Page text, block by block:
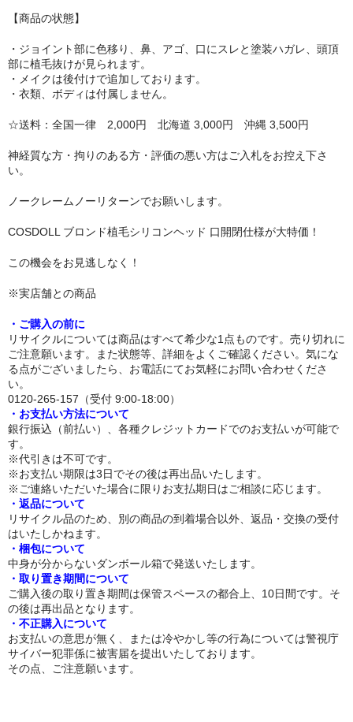
下半身
木偶の坊
A-ONE
100cm以下
110cm～130cm
135cm～150cm
155cm～160cm
170cm以上
ヘッド
トルソー
下半身ドール
スタイル
ロリ系
爆乳
おしり大きめ
平らな胸
つむり目
小麦肌
【商品の状態】
・ジョイント部に色移り、鼻、アゴ、口にスレと塗装ハガレ、頭頂
部に植毛抜けが見られます。
・メイクは後付けで追加しております。
・衣類、ボディは付属しません。
☆送料：全国一律 2,000円 北海道 3,000円 沖縄 3,500円
神経質な方・拘りのある方・評価の悪い方はご入札をお控え下さ
い。
ノークレームノーリターンでお願いします。
COSDOLL ブロンド植毛シリコンヘッド 口開閉仕様が大特価！
この機会をお見逃しなく！
※実店舗との商品
・ご購入の前に
リサイクルについては商品はすべて希少な1点ものです。売り切れに
ご注意願います。また状態等、詳細をよくご確認ください。気にな
る点がございましたら、お電話にてお気軽にお問い合わせくださ
い。
0120-265-157（受付 9:00-18:00）
・お支払い方法について
銀行振込（前払い）、各種クレジットカードでのお支払いが可能で
す。
※代引きは不可です。
※お支払い期限は3日でその後は再出品いたします。
※ご連絡いただいた場合に限りお支払期日はご相談に応じます。
・返品について
リサイクル品のため、別の商品の到着場合以外、返品・交換の受付
はいたしかねます。
・梱包について
中身が分からないダンボール箱で発送いたします。
・取り置き期間について
ご購入後の取り置き期間は保管スペースの都合上、10日間です。そ
の後は再出品となります。
・不正購入について
お支払いの意思が無く、または冷やかし等の行為については警視庁
サイバー犯罪係に被害届を提出いたしております。
その点、ご注意願います。